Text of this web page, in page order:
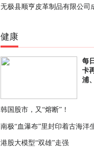
焦点
无极县顺亨皮革制品有限公司
健康
每
卡
浦
韩国股市，又“熔断”！
南极“血瀑布”里封印着古海洋
港股大模型“双雄”走强